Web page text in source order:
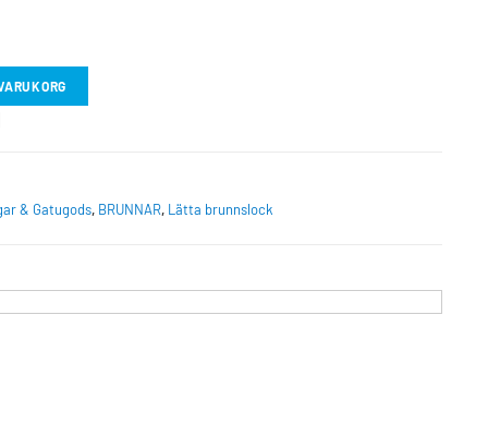
& Gatugods, BRUNNAR, Lätta brunnslock